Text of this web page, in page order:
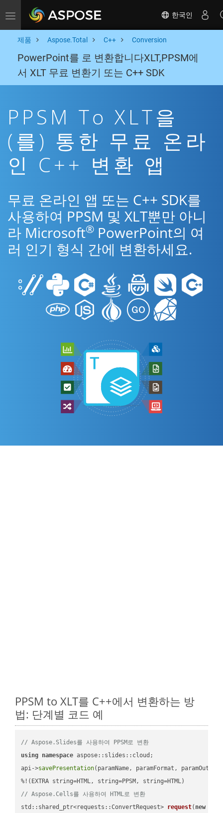
Toggle navigation 한국인
제품 Aspose.Total C++ Conversion
PowerPoint를 로 변환합니다XLT,PPSM에
서 XLT 무료 변환기 또는 C++ SDK
PPSM To XLT을
(를) 통한 무료 온라
인 C++ 변환 앱
무료 온라인 앱 또는 C++ SDK를
사용하여 PPSM 및 XLT뿐만 아니
라 Microsoft® PowerPoint의 여
러 인기 형식 간에 변환하세요.
PPSM to XLT를 C++에서 변환하는 방
법: 단계별 코드 예
// Aspose.Slides를 사용하여 PPSM로 변환
using namespace aspose::slides::cloud;
api->savePresentation(paramName, paramFormat,
// Aspose.Cells를 사용하여 HTML로 변환
std::shared_ptr<requests::ConvertRequest> request( new